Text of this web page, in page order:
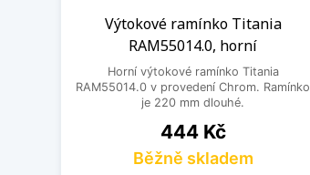
Výtokové ramínko Titania
RAM55014.0, horní
Horní výtokové ramínko Titania
RAM55014.0 v provedení Chrom. Ramínko
je 220 mm dlouhé.
Cena
444 Kč
Běžně skladem